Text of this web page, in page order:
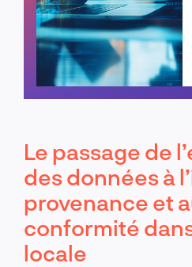
Le passage de
des données à
provenance et
conformité
locale